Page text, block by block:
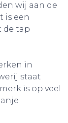
wij aan de
is een
de tap
in
staat
is op veel